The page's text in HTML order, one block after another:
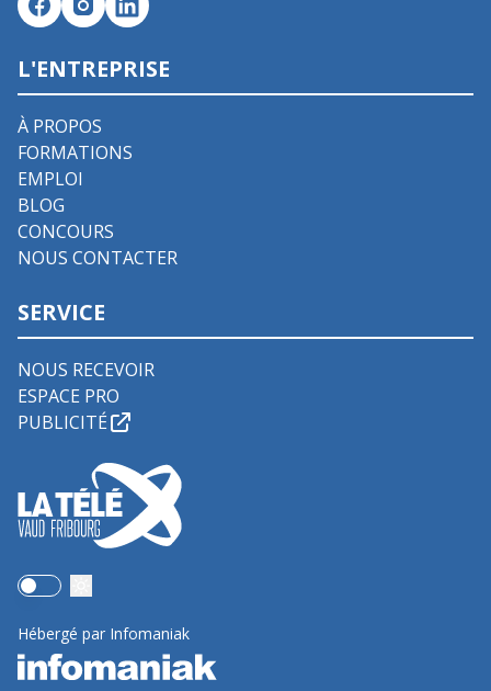
L'ENTREPRISE
À PROPOS
FORMATIONS
EMPLOI
BLOG
CONCOURS
NOUS CONTACTER
SERVICE
NOUS RECEVOIR
ESPACE PRO
PUBLICITÉ
Use setting
Hébergé par Infomaniak